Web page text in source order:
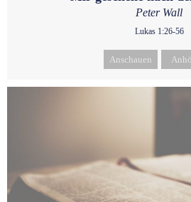
Peter Wall
Lukas 1:26-56
Anschauen